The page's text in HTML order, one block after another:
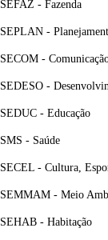
SEFAZ - Fazenda
SEPLAN -
SECOM -
SEDESO -
SEDUC - Educação
SMS - Saúde
SECEL - Cultura,
SEMMAM - Meio
SEHAB - Habitação